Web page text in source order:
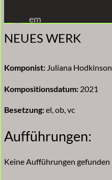
Inhalt
springen
em
NEUES WERK
Komponist:Juliana Hodkinson
Kompositionsdatum: 2021
Besetzung:el, ob, vc
Aufführungen:
Keine Aufführungen gefunden